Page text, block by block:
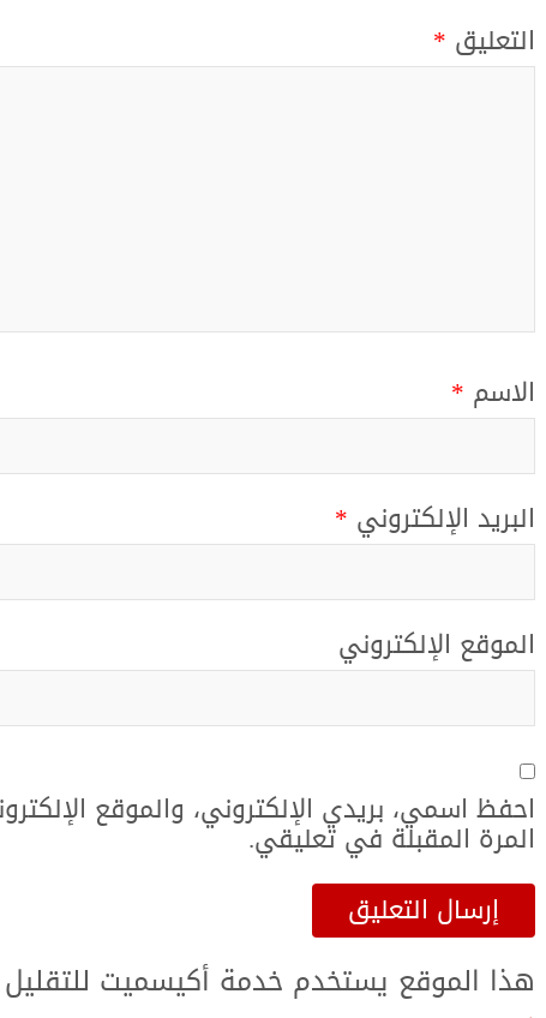
التعليق *
الاسم *
البريد الإلكتروني *
الموقع الإلكتروني
احفظ اسمي، بريدي الإلكتروني، والموقع
المرة المقبلة في تعليقي.
هذا الموقع يستخدم خدمة أكيسميت للتقليل